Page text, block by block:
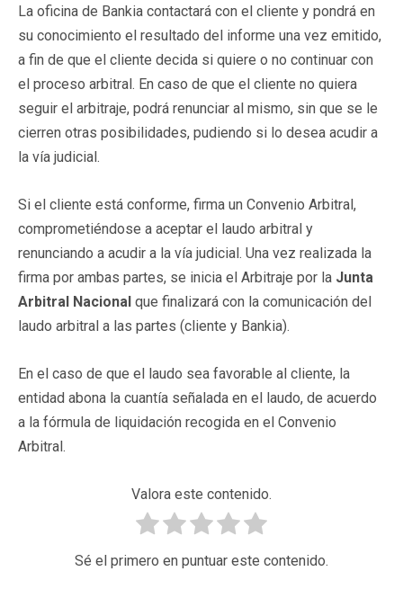
La oficina de Bankia contactará con el cliente y pondrá en
su conocimiento el resultado del informe una vez emitido,
a fin de que el cliente decida si quiere o no continuar con
el proceso arbitral. En caso de que el cliente no quiera
seguir el arbitraje, podrá renunciar al mismo, sin que se le
cierren otras posibilidades, pudiendo si lo desea acudir a
la vía judicial.
Si el cliente está conforme, firma un Convenio Arbitral,
comprometiéndose a aceptar el laudo arbitral y
renunciando a acudir a la vía judicial. Una vez realizada la
firma por ambas partes, se inicia el Arbitraje por la Junta
Arbitral Nacional que finalizará con la comunicación del
laudo arbitral a las partes (cliente y Bankia).
En el caso de que el laudo sea favorable al cliente, la
entidad abona la cuantía señalada en el laudo, de acuerdo
a la fórmula de liquidación recogida en el Convenio
Arbitral.
Valora este contenido.
Sé el primero en puntuar este contenido.